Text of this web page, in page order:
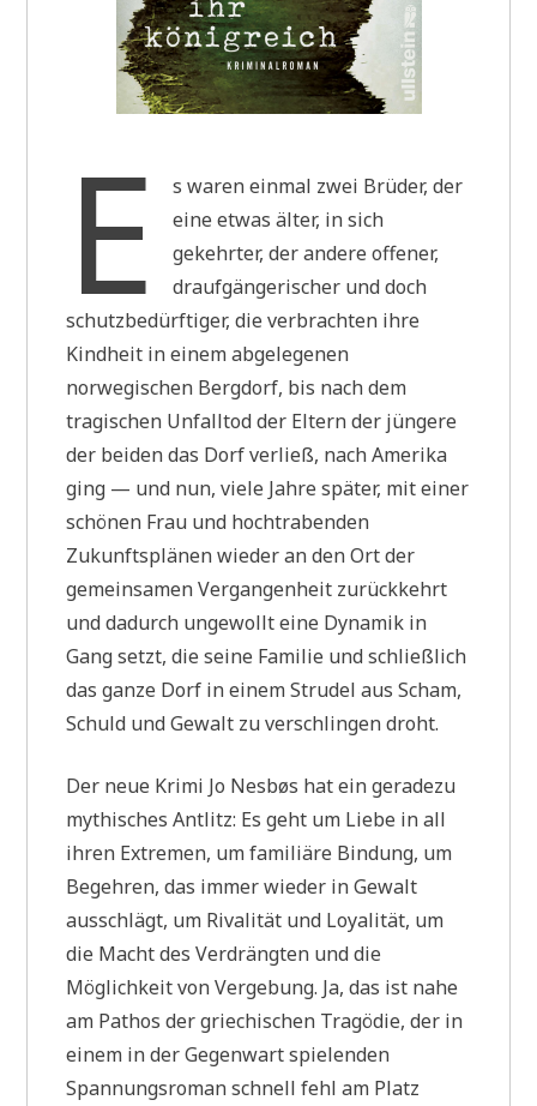
E
s waren einmal zwei Brüder, der
eine etwas älter, in sich
gekehrter, der andere offener,
draufgängerischer und doch
schutzbedürftiger, die verbrachten ihre
Kindheit in einem abgelegenen
norwegischen Bergdorf, bis nach dem
tragischen Unfalltod der Eltern der jüngere
der beiden das Dorf verließ, nach Amerika
ging — und nun, viele Jahre später, mit einer
schönen Frau und hochtrabenden
Zukunftsplänen wieder an den Ort der
gemeinsamen Vergangenheit zurückkehrt
und dadurch ungewollt eine Dynamik in
Gang setzt, die seine Familie und schließlich
das ganze Dorf in einem Strudel aus Scham,
Schuld und Gewalt zu verschlingen droht.
Der neue Krimi Jo Nesbøs hat ein geradezu
mythisches Antlitz: Es geht um Liebe in all
ihren Extremen, um familiäre Bindung, um
Begehren, das immer wieder in Gewalt
ausschlägt, um Rivalität und Loyalität, um
die Macht des Verdrängten und die
Möglichkeit von Vergebung. Ja, das ist nahe
am Pathos der griechischen Tragödie, der in
einem in der Gegenwart spielenden
Spannungsroman schnell fehl am Platz